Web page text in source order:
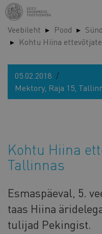
Liigu
edasi
põhisisu
juurde
Veebileht Pood
Kohtu Hiina
05.02.2018
Mektory, Raja 15,
Kohtu Hiina
Tallinnas
Esmaspäeval, 5.
taas Hiina
tulijad Pekingist.